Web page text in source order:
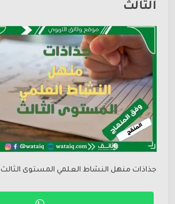
الثالث
جذاذات منهل النشاط العلمي المستوى الثالث